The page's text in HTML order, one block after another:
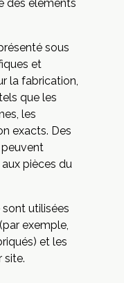
des éléments
sous
et
la fabrication,
que les
les
exacts. Des
pièces du
utilisées
exemple,
et les
site.